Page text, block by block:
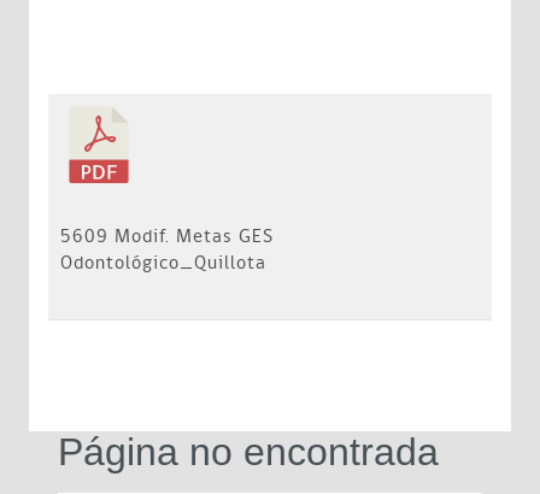
5609 Modif. Metas GES
Odontológico_Quillota
Página no encontrada